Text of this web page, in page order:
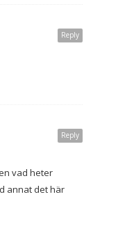
Reply
Reply
vad heter
annat det här